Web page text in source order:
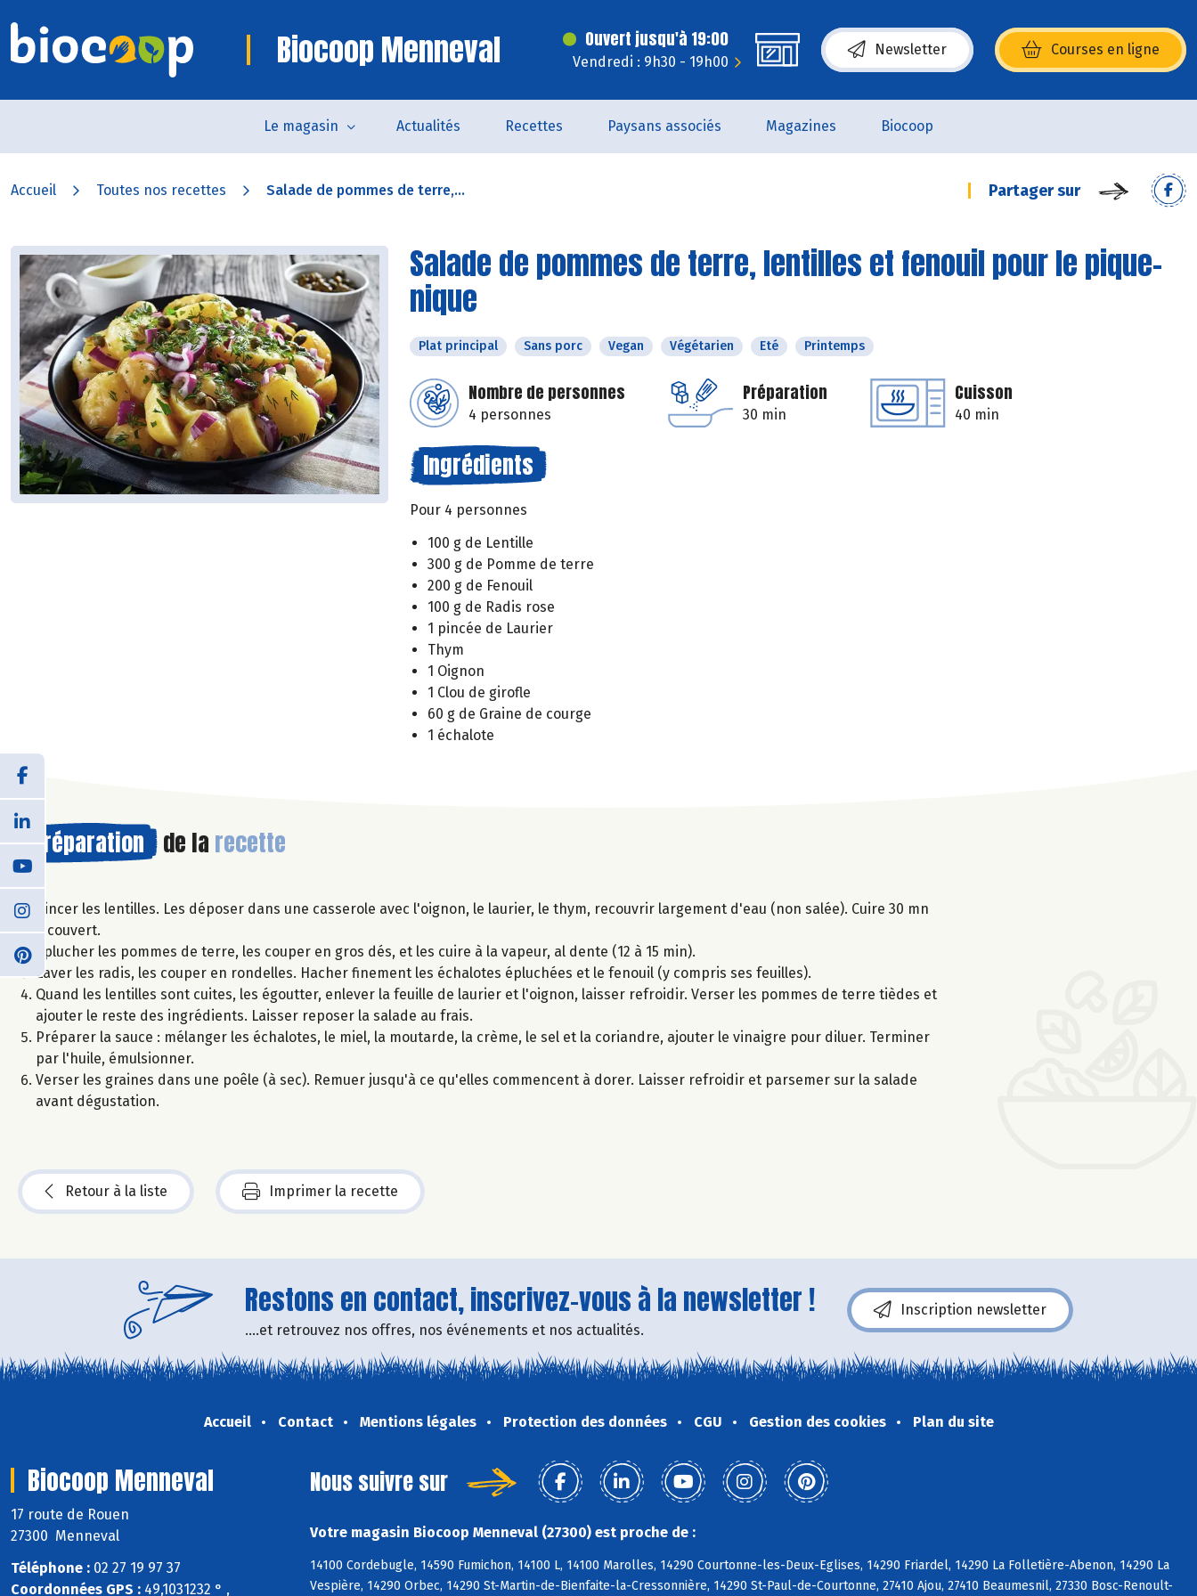
Biocoop Menneval Ouvert jusqu'à 19:00
Vendredi : 9h30 - 19h00
Newsletter Courses en ligne
(s’ouvre dans une nouvelle fenêtre)
Le magasin Actualités Recettes Paysans associés Magazines Biocoop
Accueil Toutes nos recettes Salade de pommes de terre,... Partager sur
Salade de pommes de terre, lentilles et fenouil pour le pique-
nique
Plat principal Sans porc Vegan Végétarien Eté Printemps
Nombre de personnes
4 personnes
Préparation
30 min
Cuisson
40 min
Ingrédients
Pour 4 personnes
100 g de Lentille
300 g de Pomme de terre
200 g de Fenouil
100 g de Radis rose
1 pincée de Laurier
Thym
1 Oignon
1 Clou de girofle
60 g de Graine de courge
1 échalote
Préparation de la recette
Rincer les lentilles. Les déposer dans une casserole avec l'oignon, le laurier, le thym, recouvrir largement d'eau (non salée). Cuire 30 mn
à couvert.
Éplucher les pommes de terre, les couper en gros dés, et les cuire à la vapeur, al dente (12 à 15 min).
Laver les radis, les couper en rondelles. Hacher finement les échalotes épluchées et le fenouil (y compris ses feuilles).
Quand les lentilles sont cuites, les égoutter, enlever la feuille de laurier et l'oignon, laisser refroidir. Verser les pommes de terre tièdes et
ajouter le reste des ingrédients. Laisser reposer la salade au frais.
Préparer la sauce : mélanger les échalotes, le miel, la moutarde, la crème, le sel et la coriandre, ajouter le vinaigre pour diluer. Terminer
par l'huile, émulsionner.
Verser les graines dans une poêle (à sec). Remuer jusqu'à ce qu'elles commencent à dorer. Laisser refroidir et parsemer sur la salade
avant dégustation.
Retour à la liste Imprimer la recette
Restons en contact, inscrivez-vous à la newsletter !
....et retrouvez nos offres, nos événements et nos actualités.
Inscription newsletter
Accueil Contact Mentions légales Protection des données CGU Gestion des cookies Plan du site
Biocoop Menneval
17 route de Rouen
27300 Menneval
Téléphone : 02 27 19 97 37
Coordonnées GPS : 49,1031232 ° ,
Nous suivre sur
Votre magasin Biocoop Menneval (27300) est proche de :
14100 Cordebugle, 14590 Fumichon, 14100 L, 14100 Marolles, 14290 Courtonne-les-Deux-Eglises, 14290 Friardel, 14290 La Folletière-Abenon, 14290 La
Vespière, 14290 Orbec, 14290 St-Martin-de-Bienfaite-la-Cressonnière, 14290 St-Paul-de-Courtonne, 27410 Ajou, 27410 Beaumesnil, 27330 Bosc-Renoult-